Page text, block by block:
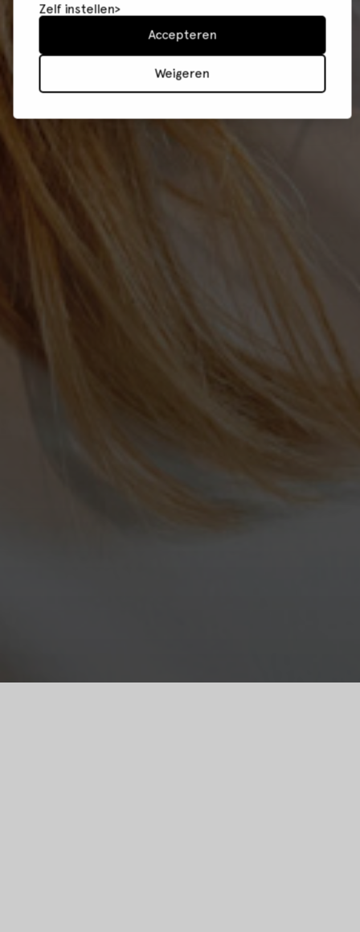
Zelf instellen
Weigeren
Accepteren